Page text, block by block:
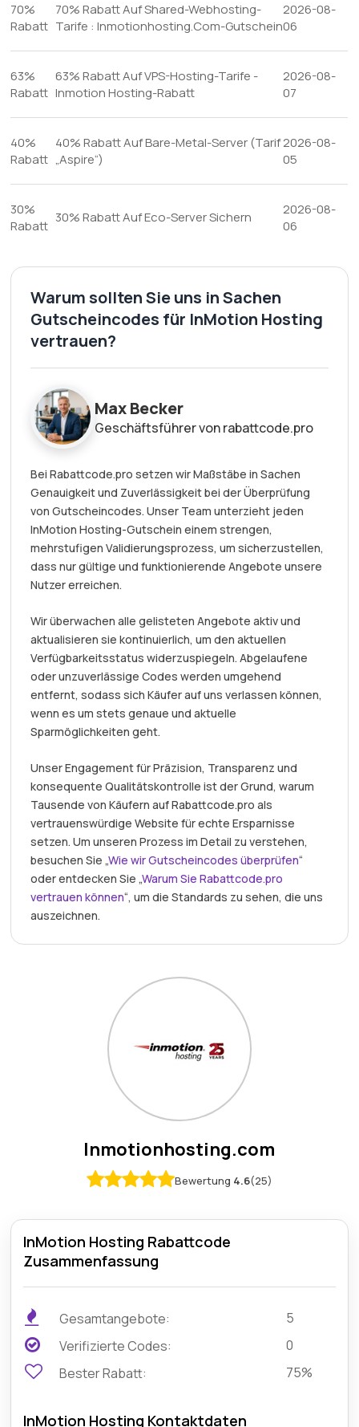
70%
Rabatt
70% Rabatt Auf Shared-Webhosting-
Tarife : Inmotionhosting.Com-Gutschein
2026-08-
06
63%
Rabatt
63% Rabatt Auf VPS-Hosting-Tarife -
Inmotion Hosting-Rabatt
2026-08-
07
40%
Rabatt
40% Rabatt Auf Bare-Metal-Server (Tarif
„Aspire“)
2026-08-
05
30%
Rabatt
30% Rabatt Auf Eco-Server Sichern
2026-08-
06
Warum sollten Sie uns in Sachen
Gutscheincodes für InMotion Hosting
vertrauen?
Max Becker
Geschäftsführer von rabattcode.pro
Bei Rabattcode.pro setzen wir Maßstäbe in Sachen
Genauigkeit und Zuverlässigkeit bei der Überprüfung
von Gutscheincodes. Unser Team unterzieht jeden
InMotion Hosting-Gutschein einem strengen,
mehrstufigen Validierungsprozess, um sicherzustellen,
dass nur gültige und funktionierende Angebote unsere
Nutzer erreichen.
Wir überwachen alle gelisteten Angebote aktiv und
aktualisieren sie kontinuierlich, um den aktuellen
Verfügbarkeitsstatus widerzuspiegeln. Abgelaufene
oder unzuverlässige Codes werden umgehend
entfernt, sodass sich Käufer auf uns verlassen können,
wenn es um stets genaue und aktuelle
Sparmöglichkeiten geht.
Unser Engagement für Präzision, Transparenz und
konsequente Qualitätskontrolle ist der Grund, warum
Tausende von Käufern auf Rabattcode.pro als
vertrauenswürdige Website für echte Ersparnisse
setzen. Um unseren Prozess im Detail zu verstehen,
besuchen Sie „Wie wir Gutscheincodes überprüfen“
oder entdecken Sie „Warum Sie Rabattcode.pro
vertrauen können“, um die Standards zu sehen, die uns
auszeichnen.
Inmotionhosting.com
Bewertung 4.6(25)
InMotion Hosting Rabattcode
Zusammenfassung
Gesamtangebote:
5
Verifizierte Codes:
0
Bester Rabatt:
75%
InMotion Hosting Kontaktdaten